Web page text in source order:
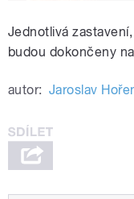
Jednotlivá
budou dokončeny
autor: Jaroslav